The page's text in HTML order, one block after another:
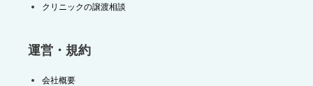
クリニックの譲渡相談
運営・規約
会社概要